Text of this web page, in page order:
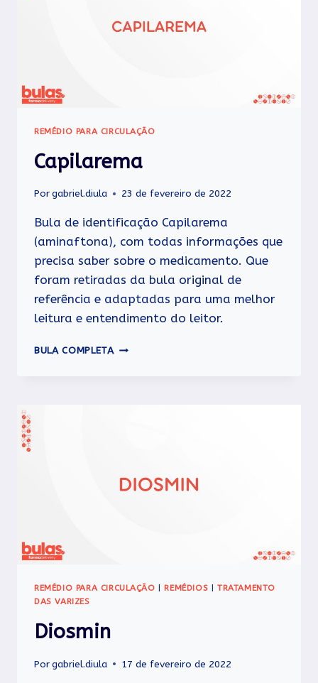
REMÉDIO PARA CIRCULAÇÃO
Capilarema
Porgabriel.diula 23 de fevereiro de 2022
Bula de identificação Capilarema
(aminaftona), com todas informações que
precisa saber sobre o medicamento. Que
foram retiradas da bula original de
referência e adaptadas para uma melhor
leitura e entendimento do leitor.
BULA COMPLETA CAPILAREMA
REMÉDIO PARA CIRCULAÇÃO REMÉDIOS |TRATAMENTO
DAS VARIZES
Diosmin
Porgabriel.diula 17 de fevereiro de 2022